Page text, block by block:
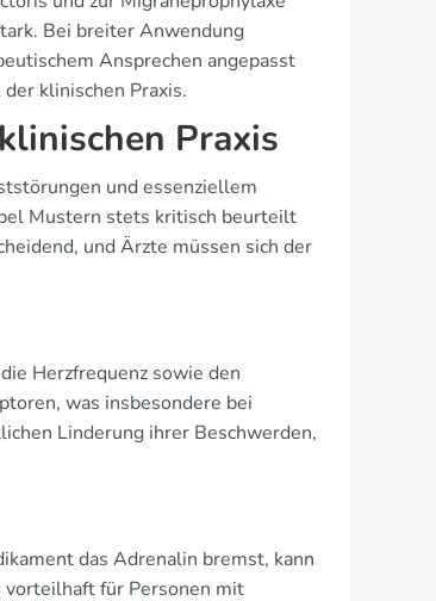
Bei breiter Anwendung
Ansprechen angepasst
klinischen Praxis.
Praxis
und essenziellem
Mustern stets kritisch beurteilt
und Ärzte müssen sich der
Herzfrequenz sowie den
was insbesondere bei
Linderung ihrer Beschwerden,
das Adrenalin bremst, kann
vorteilhaft für Personen mit